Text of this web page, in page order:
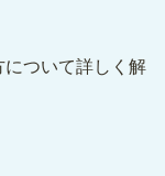
ついて詳しく解